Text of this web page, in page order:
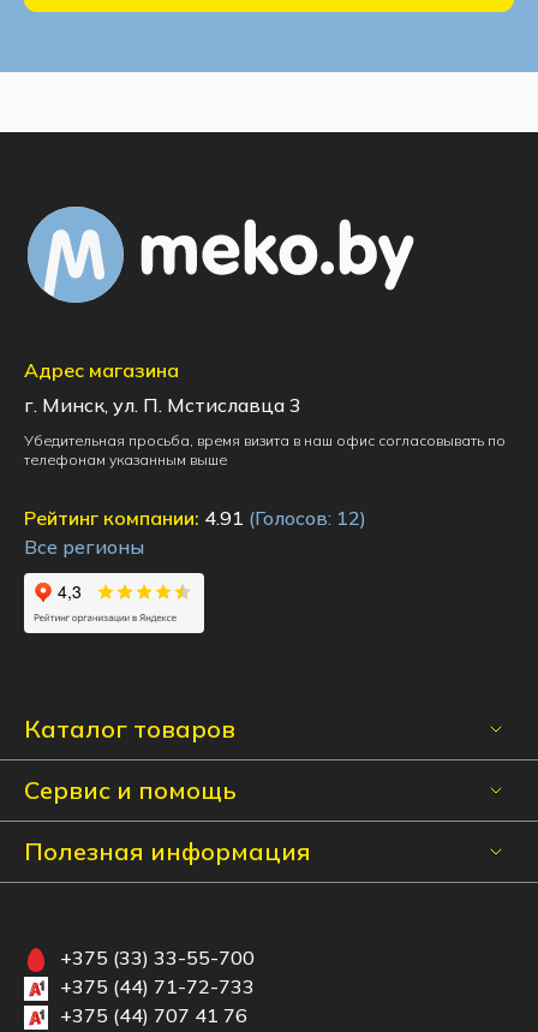
Каталог товаров
Сервис и помощь
Полезная информация
Адрес магазина
г. Минск, ул. П. Мстиславца 3
Убедительная просьба, время визита в наш офис согласовывать по
телефонам указанным выше
Рейтинг компании: 4.91 (Голосов: 12)
Все регионы
+375 (33) 33-55-700
+375 (44) 71-72-733
+375 (44) 707 41 76